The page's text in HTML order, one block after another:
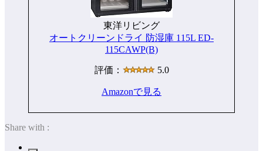
東洋リビング
オートクリーンドライ 防湿庫 115L ED-
115CAWP(B)
評価： 5.0
Amazonで見る
Share with :